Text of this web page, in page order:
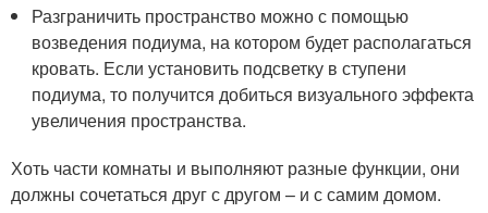
Разграничить пространство можно с помощью
возведения подиума, на котором будет располагаться
кровать. Если установить подсветку в ступени
подиума, то получится добиться визуального эффекта
увеличения пространства.
Хоть части комнаты и выполняют разные функции, они
должны сочетаться друг с другом – и с самим домом.